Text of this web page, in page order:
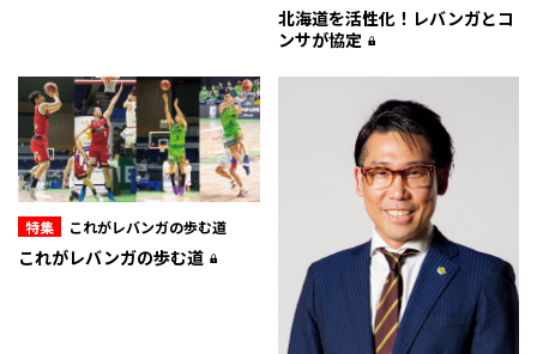
北海道を活性化！レバンガとコ
ンサが協定
特集 これがレバンガの歩む道
これがレバンガの歩む道